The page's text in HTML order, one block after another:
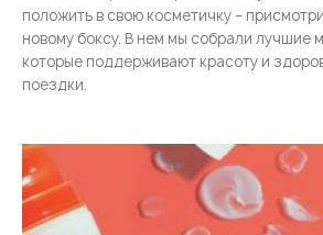
положить в свою косметичку –
новому боксу. В нем мы собрали лучшие
которые поддерживают красоту и
поездки.